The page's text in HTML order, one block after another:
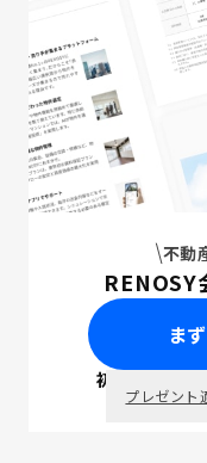
不動
RENOSY
ま
初回面談で
プレゼント